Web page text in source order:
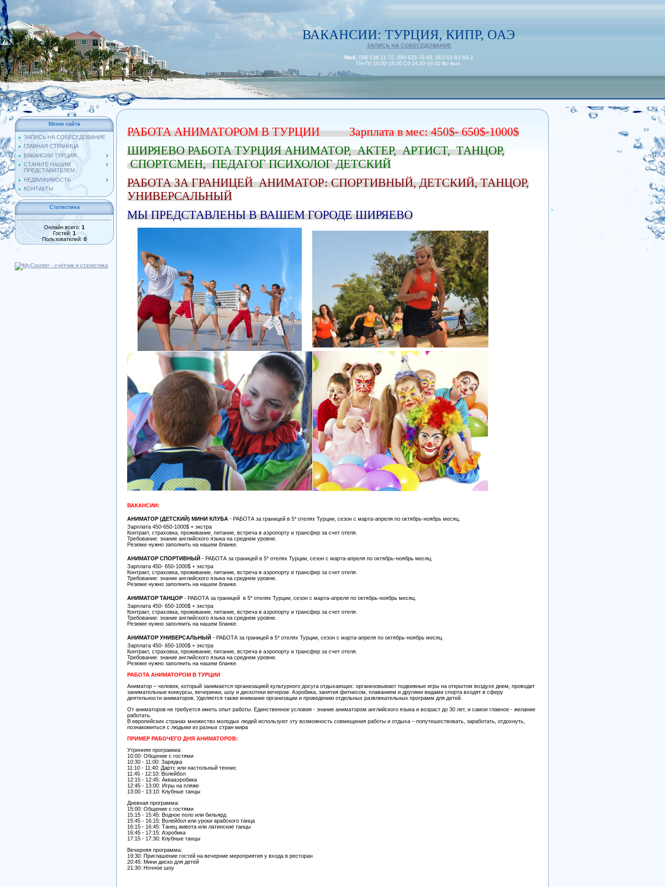
ВАКАНСИИ: ТУРЦИЯ, КИПР, ОАЭ
ЗАПИСЬ НА СОБЕСЕДОВАНИЕ
Моб. 098-538-11-72, 099-533-75-69, 063-53-83-83-2
Пн-Пт 10.00-19.00 Сб 14.00-19.00 Вс-вых.
Меню сайта
ЗАПИСЬ НА СОБЕСЕДОВАНИЕ
ГЛАВНАЯ СТРАНИЦА
ВАКАНСИИ ТУРЦИЯ
СТАНЬТЕ НАШИМ
ПРЕДСТАВИТЕЛЕМ
НЕДВИЖИМОСТЬ
КОНТАКТЫ
Статистика
Онлайн всего: 1
Гостей: 1
Пользователей: 0
РАБОТА АНИМАТОРОМ В ТУРЦИИ Зарплата в мес: 450$- 650$-1000$
ШИРЯЕВО РАБОТА ТУРЦИЯ АНИМАТОР, АКТЕР, АРТИСТ, ТАНЦОР,
СПОРТСМЕН, ПЕДАГОГ ПСИХОЛОГ ДЕТСКИЙ
РАБОТА ЗА ГРАНИЦЕЙ АНИМАТОР: СПОРТИВНЫЙ, ДЕТСКИЙ, ТАНЦОР,
УНИВЕРСАЛЬНЫЙ
МЫ ПРЕДСТАВЛЕНЫ В ВАШЕМ ГОРОДЕ ШИРЯЕВО
ВАКАНСИИ:
АНИМАТОР (ДЕТСКИЙ) МИНИ КЛУБА - РАБОТА за границей в 5* отелях Турции, сезон с марта-апреля по октябрь-ноябрь месяц.
Зарплата 450-650-1000$ + экстра
Контракт, страховка, проживание, питание, встреча в аэропорту и трансфер за счет отеля.
Требование: знание английского языка на среднем уровне.
Резюме нужно заполнить на нашем бланке.
АНИМАТОР СПОРТИВНЫЙ - РАБОТА за границей в 5* отелях Турции, сезон с марта-апреля по октябрь-ноябрь месяц.
Зарплата 450- 650-1000$ + экстра
Контракт, страховка, проживание, питание, встреча в аэропорту и трансфер за счет отеля.
Требование: знание английского языка на среднем уровне.
Резюме нужно заполнить на нашем бланке.
АНИМАТОР ТАНЦОР - РАБОТА за границей в 5* отелях Турции, сезон с марта-апреля по октябрь-ноябрь месяц.
Зарплата 450- 650-1000$ + экстра
Контракт, страховка, проживание, питание, встреча в аэропорту и трансфер за счет отеля.
Требование: знание английского языка на среднем уровне.
Резюме нужно заполнить на нашем бланке.
АНИМАТОР УНИВЕРСАЛЬНЫЙ - РАБОТА за границей в 5* отелях Турции, сезон с марта-апреля по октябрь-ноябрь месяц.
Зарплата 450- 650-1000$ + экстра
Контракт, страховка, проживание, питание, встреча в аэропорту и трансфер за счет отеля.
Требование: знание английского языка на среднем уровне.
Резюме нужно заполнить на нашем бланке.
РАБОТА АНИМАТОРОМ В ТУРЦИИ
Аниматор – человек, который занимается организацией культурного досуга отдыхающих: организовывает подвижные игры на открытом воздухе днем, проводит
занимательные конкурсы, вечеринки, шоу и дискотеки вечером. Аэробика, занятия фитнесом, плаванием и другими видами спорта входят в сферу
деятельности аниматоров. Уделяется также внимание организации и проведению отдельных развлекательных программ для детей.
От аниматоров не требуется иметь опыт работы. Единственное условия - знание аниматором английского языка и возраст до 30 лет, и самое главное - желание
работать.
В европейских странах множество молодых людей используют эту возможность совмещения работы и отдыха – попутешествовать, заработать, отдохнуть,
познакомиться с людьми из разных стран мира
ПРИМЕР РАБОЧЕГО ДНЯ АНИМАТОРОВ:
Утренняя программа:
10:00: Общение с гостями
10:30 - 11:00: Зарядка
11:10 - 11:40: Дартс или настольный теннис
11:45 - 12:10: Волейбол
12:15 - 12:45: Аквааэробика
12:45 - 13:00: Игры на пляже
13:00 - 13:10: Клубные танцы
Дневная программа:
15:00: Общение с гостями
15:15 - 15:45: Водное поло или бильярд
15:45 - 16:15: Волейбол или уроки арабского танца
16:15 - 16:45: Танец живота или латинские танцы
16:45 - 17:15: Аэробика
17:15 - 17:30: Клубные танцы
Вечерняя программа:
19:30: Приглашение гостей на вечерние мероприятия у входа в ресторан
20:45: Мини диско для детей
21:30: Ночное шоу